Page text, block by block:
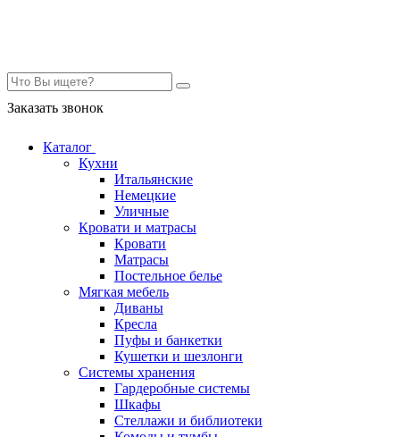
Заказать звонок
Каталог
Кухни
Итальянские
Немецкие
Уличные
Кровати и матрасы
Кровати
Матрасы
Постельное белье
Мягкая мебель
Диваны
Кресла
Пуфы и банкетки
Кушетки и шезлонги
Системы хранения
Гардеробные системы
Шкафы
Стеллажи и библиотеки